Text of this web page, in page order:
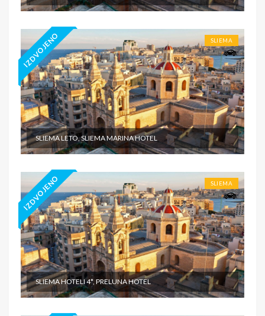
IZDVOJENO SLIEMA
SLIEMA LETO, SLIEMA MARINA HOTEL
IZDVOJENO SLIEMA
SLIEMA HOTELI 4*, PRELUNA HOTEL